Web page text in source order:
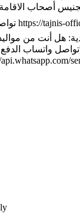
أصحاب الاقامة
هل أنت من
واتساب